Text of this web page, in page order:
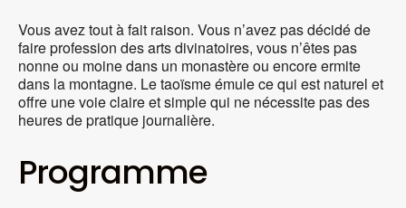
Vous avez tout à fait raison. Vous n’avez pas décidé de
faire profession des arts divinatoires, vous n’êtes pas
nonne ou moine dans un monastère ou encore ermite
dans la montagne. Le taoïsme émule ce qui est naturel et
offre une voie claire et simple qui ne nécessite pas des
heures de pratique journalière.
Programme